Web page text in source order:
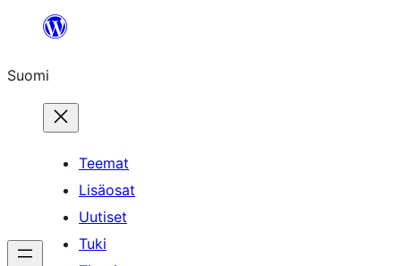
Suomi
Teemat
Lisäosat
Uutiset
Tuki